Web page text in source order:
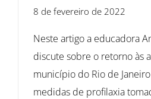
8 de fevereiro de 2022
Neste artigo a educadora
discute sobre o retorno às
município do Rio de
medidas de profilaxia